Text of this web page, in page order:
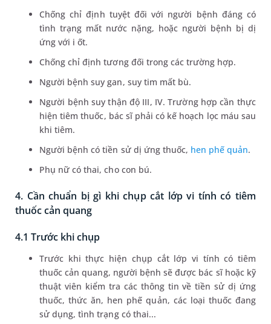
Chống chỉ định tuyệt đối với người bệnh đáng có
tình trạng mất nước nặng, hoặc người bệnh bị dị
ứng với i ốt.
Chống chỉ định tương đối trong các trường hợp.
Người bệnh suy gan, suy tim mất bù.
Người bệnh suy thận độ III, IV. Trường hợp cần thực
hiện tiêm thuốc, bác sĩ phải có kế hoạch lọc máu sau
khi tiêm.
Người bệnh có tiền sử dị ứng thuốc, hen phế quản.
Phụ nữ có thai, cho con bú.
4. Cần chuẩn bị gì khi chụp cắt lớp vi tính có tiêm
thuốc cản quang
4.1 Trước khi chụp
Trước khi thực hiện chụp cắt lớp vi tính có tiêm
thuốc cản quang, người bệnh sẽ được bác sĩ hoặc kỹ
thuật viên kiểm tra các thông tin về tiền sử dị ứng
thuốc, thức ăn, hen phế quản, các loại thuốc đang
sử dụng, tình trạng có thai...